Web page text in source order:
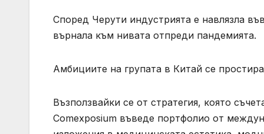
Според Черути индустрията е навлязла
върнала към нивата отпреди пандемията.
Амбициите на групата в Китай се
Възползвайки се от стратегия, която
Comexposium въведе портфолио от